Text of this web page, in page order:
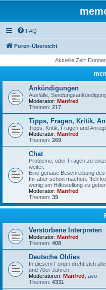
FAQ
Foren-Übersicht
Aktuelle Zeit:
Ankündigungen
Ausfälle,
Moderator: Manfred
Themen: 217
Tipps, Fragen, Kritik,
Tipps, Kritik, Fragen und
Moderator: Manfred
Themen: 269
Chat
Probleme, oder Fragen zu
weiter.
Eine genaue Beschreibung
Ihr aber schon machen. "Ich
wenig um Hilfestellung zu
Moderator: Manfred
Themen: 39
Verstorbene Interpreten
Moderator: Manfred
Themen: 408
Deutsche Oldies
In diesem Forum dreht sich
und 70er Jahren.
Moderatoren: Manfred avo
Themen: 4331